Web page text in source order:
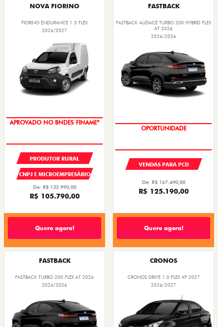
NOVA FIORINO
FIORINO ENDURANCE 1.3 FLEX
2026/2027
APROVADO NO BNDES FINAME*
PRODUTOR RURAL
CNPJ E MICROEMPRESÁRIO
De: R$ 132.990,00
R$ 105.790,00
Quero agora!
FASTBACK
FASTBACK AUDACE TURBO 200 HYBRID FLEX
AT 2026
2026/2026
OPORTUNIDADE
VENDAS PARA PCD
De: R$ 167.490,00
R$ 125.190,00
Quero agora!
FASTBACK
FASTBACK TURBO 200 FLEX AT 2026
2026/2026
CRONOS
CRONOS DRIVE 1.0 FLEX 4P 2027
2026/2027